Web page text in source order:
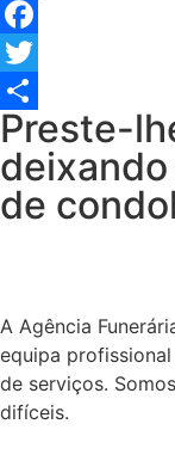
Facebook
Twitter
Share
Preste-
de
A Agência
equipa
de serviços.
difíceis.